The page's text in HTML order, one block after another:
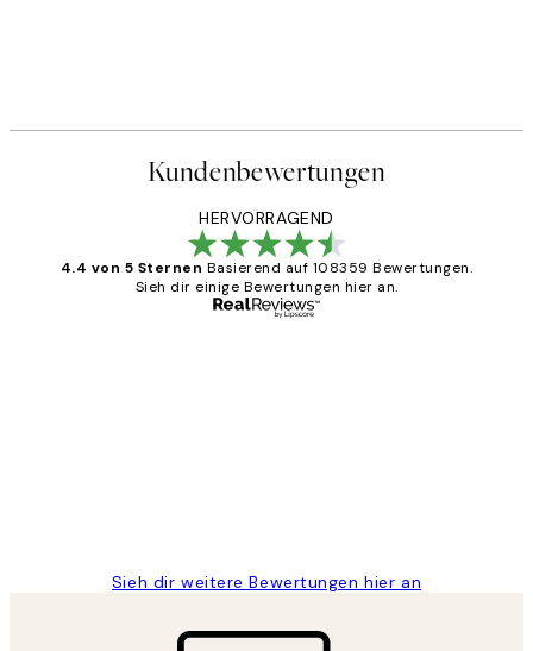
Kundenbewertungen
HERVORRAGEND
4.4 von 5 Sternen Basierend auf 108359 Bewertungen.
Sieh dir einige Bewertungen hier an.
Sieh dir weitere Bewertungen hier an